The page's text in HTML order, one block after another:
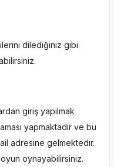
dilediğiniz gibi
giriş yapılmak
yapmaktadır ve bu
adresine gelmektedir.
oynayabilirsiniz.